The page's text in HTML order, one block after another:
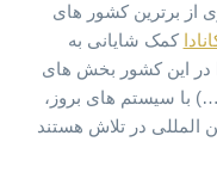
از برترین کشور های
کمک شایانی به
در این کشور بخش های
با سیستم های بروز،
المللی در تلاش هستند